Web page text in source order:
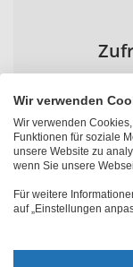
Wir verwenden
Wir verwenden
Funktionen für soziale
unsere Website zu
wenn Sie unsere
Für weitere
auf „Einstellungen